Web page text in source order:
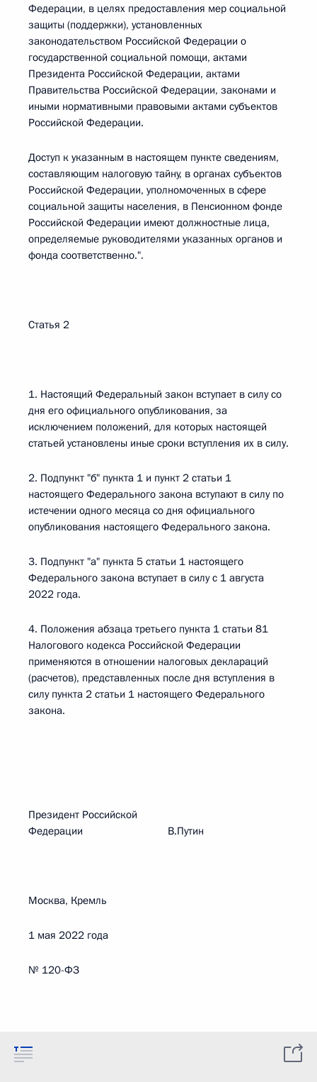
Федерации, в целях предоставления мер социальной
защиты (поддержки), установленных
законодательством Российской Федерации о
государственной социальной помощи, актами
Президента Российской Федерации, актами
Правительства Российской Федерации, законами и
иными нормативными правовыми актами субъектов
Российской Федерации.
Доступ к указанным в настоящем пункте сведениям,
составляющим налоговую тайну, в органах субъектов
Российской Федерации, уполномоченных в сфере
социальной защиты населения, в Пенсионном фонде
Российской Федерации имеют должностные лица,
определяемые руководителями указанных органов и
фонда соответственно.".
Статья 2
1. Настоящий Федеральный закон вступает в силу со
дня его официального опубликования, за
исключением положений, для которых настоящей
статьей установлены иные сроки вступления их в силу.
2. Подпункт "б" пункта 1 и пункт 2 статьи 1
настоящего Федерального закона вступают в силу по
истечении одного месяца со дня официального
опубликования настоящего Федерального закона.
3. Подпункт "а" пункта 5 статьи 1 настоящего
Федерального закона вступает в силу с 1 августа
2022 года.
4. Положения абзаца третьего пункта 1 статьи 81
Налогового кодекса Российской Федерации
применяются в отношении налоговых деклараций
(расчетов), представленных после дня вступления в
силу пункта 2 статьи 1 настоящего Федерального
закона.
Президент Российской
Федерации В.Путин
Москва, Кремль
1 мая 2022 года
№ 120-ФЗ